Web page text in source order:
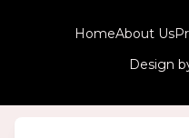
Design
HomeAbout Us